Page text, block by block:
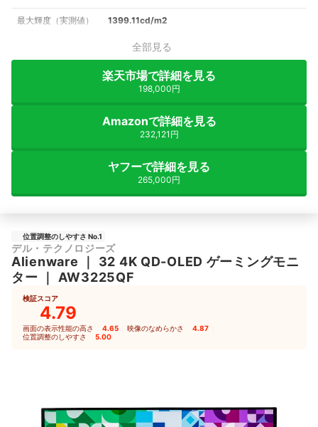
最大輝度（実測値） 1399.11cd/m2
全部見る
楽天市場で詳細を見る
198,000円
Amazonで詳細を見る
232,121円
ヤフーで詳細を見る
265,000円
位置調整のしやすさ No.1
デル・テクノロジーズ
Alienware
32 4K QD-OLED ゲーミングモニ
ター
AW3225QF
検証スコア
4.79
画面の表示性能の高さ 4.65 映像のなめらかさ 4.87
位置調整のしやすさ 5.00